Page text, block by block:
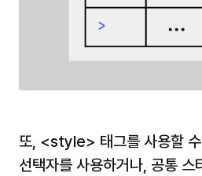
또, <style> 태그를 사용할
선택자를 사용하거나, 공통 스